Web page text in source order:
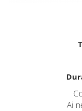
Produse pentru
Sapun lichid,
Ai